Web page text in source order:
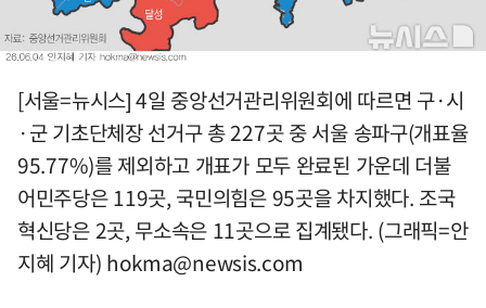
[서울=뉴시스] 4일 중앙선거관리위원회에 따르면 구·시
·군 기초단체장 선거구 총 227곳 중 서울 송파구(개표율
95.77%)를 제외하고 개표가 모두 완료된 가운데 더불
어민주당은 119곳, 국민의힘은 95곳을 차지했다. 조국
혁신당은 2곳, 무소속은 11곳으로 집계됐다. (그래픽=안
지혜 기자) hokma@newsis.com